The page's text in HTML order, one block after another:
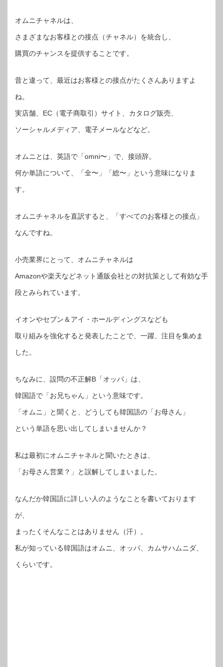
オムニチャネルは、
さまざまなお客様との接点（チャネル）を統合し、
購買のチャンスを提供することです。
昔と違って、最近はお客様との接点がたくさんありますよ
ね。
実店舗、EC（電子商取引）サイト、カタログ販売、
ソーシャルメディア、電子メールなどなど。
オムニとは、英語で「omni〜」で、接頭辞。
何か単語について、「全〜」「総〜」という意味になりま
す。
オムニチャネルを直訳すると、「すべてのお客様との接点」
なんですね。
小売業界にとって、オムニチャネルは
Amazonや楽天などネット通販会社との対抗策として有効な手
段とみられています。
イオンやセブン＆アイ・ホールディングスなども
取り組みを強化すると発表したことで、一躍、注目を集めま
した。
ちなみに、設問の不正解B「オッパ」は、
韓国語で「お兄ちゃん」という意味です。
「オムニ」と聞くと、どうしても韓国語の「お母さん」
という単語を思い出してしまいませんか？
私は最初にオムニチャネルと聞いたときは、
「お母さん営業？」と誤解してしまいました。
なんだか韓国語に詳しい人のようなことを書いております
が、
まったくそんなことはありません（汗）。
私が知っている韓国語はオムニ、オッパ、カムサハムニダ、
くらいです。